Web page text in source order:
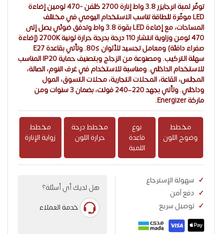
توفّر لمبة انرجايزر 3.8 واط إنارة 2700 كلفن -470 لومين إضاءة
LED موفّرة للطاقة تناسب الاستخدام اليومي في مختلف
المساحات، مع إضاءة LED بقوة 3.8 واط وتدفق ضوئي يصل إلى
470 لومن وزاوية انتشار 110 درجة بدرجة حرارة لونية 2700K (إضاءة
صفراء دافئة) ومعامل تجسيد للألوان ≥80. وتأتي بقاعدة E27
سهلة التركيب. ومصنوعة من الزجاج وبتصنيف حماية IP20 المناسب
للاستخدام الداخلي. ومناسبة للاستخدام في غرف النوم، الصالة،
المجلس، القاعة، المحلات التجارية، محلات التسوق، المول
وداخلي. وتأتي بجهد 220–240 فولت، بضمان 3 سنوات ومن
ماركة Energizer.
مخطط
وضوح اللون
نوع
قاعدة
اللمبة
مخطط درجة
حرارة اللون
مخطط
زواية الإنارة
سهولة الإسترجاع
دفع آمن
توصيل سريع
هل لديك أي أسئلة؟
خدمة العملاء